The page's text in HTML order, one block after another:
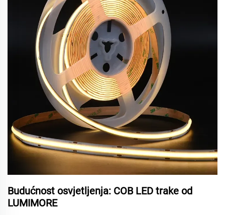
Budućnost osvjetljenja: COB LED trake od
LUMIMORE